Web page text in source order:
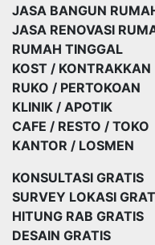
JASA BANGUN
JASA RENOVASI
RUMAH TINGGAL
KOST / KONTRAKKAN
RUKO / PERTOKOAN
KLINIK / APOTIK
CAFE / RESTO / TOKO
KANTOR / LOSMEN
KONSULTASI GRATIS
SURVEY LOKASI
HITUNG RAB GRATIS
DESAIN GRATIS